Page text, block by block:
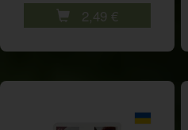
2,49 €